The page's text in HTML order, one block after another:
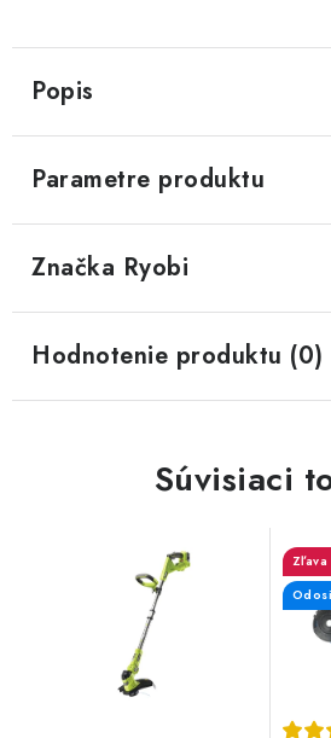
Popis
Parametre produktu
Značka Ryobi
Hodnotenie produktu (0)
Súvisiaci